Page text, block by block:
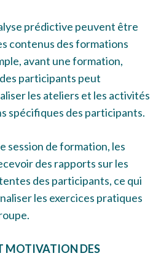
prédictive peuvent être
contenus des formations
avant une formation,
participants peut
les ateliers et les activités
spécifiques des participants.
session de formation, les
des rapports sur les
des participants, ce qui
les exercices pratiques
MOTIVATION DES